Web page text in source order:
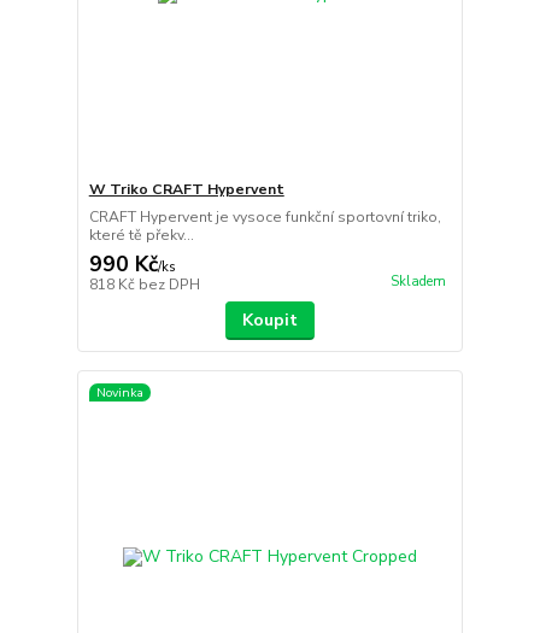
W Triko CRAFT Hypervent
CRAFT Hypervent je vysoce funkční sportovní triko,
které tě překv...
990 Kč/ks
818 Kč bez DPH Skladem
Koupit
Novinka